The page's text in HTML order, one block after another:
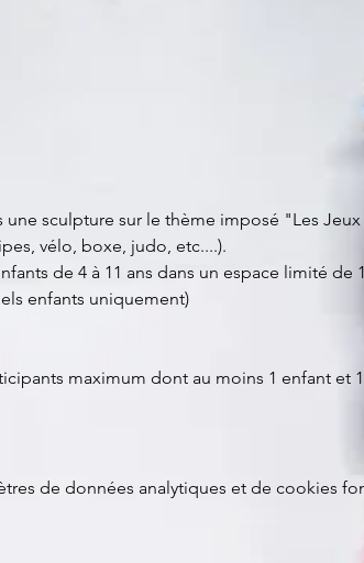
une sculpture sur le thème imposé "Les
vélo, boxe, judo, etc....).
de 4 à 11 ans dans un espace limité de
enfants uniquement)
maximum dont au moins 1 enfant et
de données analytiques et de cookies